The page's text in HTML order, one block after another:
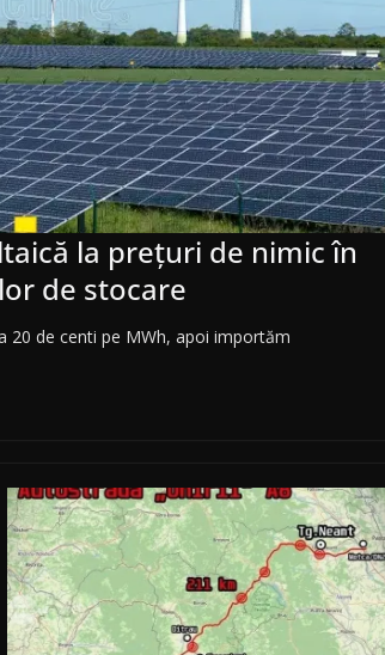
la prețuri de nimic în
de stocare
20 de centi pe MWh, apoi importăm